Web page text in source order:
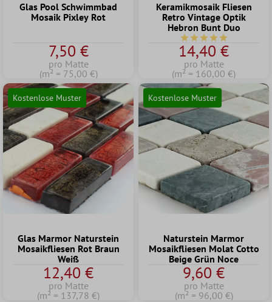
Glas Pool Schwimmbad
Mosaik Pixley Rot
7,50 €
pro Matte
(m² = 75,00 €)
Keramikmosaik Fliesen
Retro Vintage Optik
Hebron Bunt Duo
Durchschnittliche
14,40 €
pro Matte
(m² = 160,00 €)
Kostenlose Muster
Glas Marmor Naturstein
Mosaikfliesen Rot Braun
Weiß
12,40 €
pro Matte
(m² = 137,78 €)
Kostenlose Muster
Naturstein Marmor
Mosaikfliesen Molat Cotto
Beige Grün Noce
9,60 €
pro Matte
(m² = 96,00 €)